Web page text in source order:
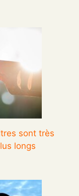
sont très
longs